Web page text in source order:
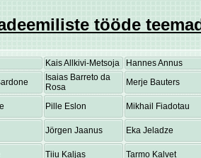
tööde
Kais Allkivi-Metsoja
Hannes Annus
Isaias Barreto da
Rosa
Merje Bauters
Pille Eslon Mikhail Fiadotau
Jörgen Jaanus Eka Jeladze
Tiiu Kaljas
Tarmo Kalvet